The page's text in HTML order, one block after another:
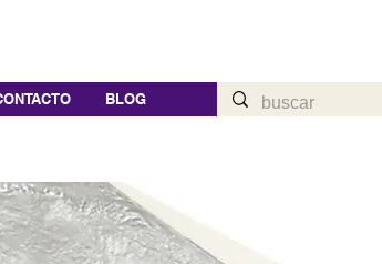
BLOG